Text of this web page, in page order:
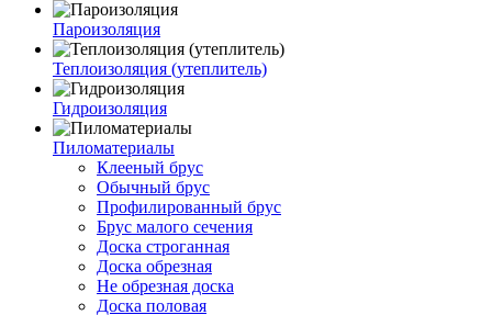
Пароизоляция
Теплоизоляция (утеплитель)
Гидроизоляция
Пиломатериалы
Клееный брус
Обычный брус
Профилированный брус
Брус малого сечения
Доска строганная
Доска обрезная
Не обрезная доска
Доска половая